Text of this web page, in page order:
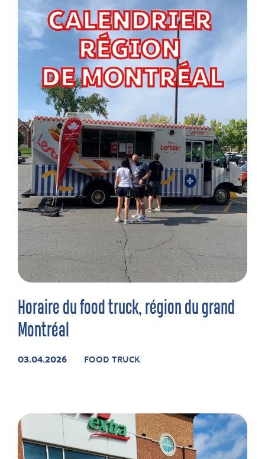
Horaire du food truck, région du grand
Montréal
03.04.2026 FOOD TRUCK